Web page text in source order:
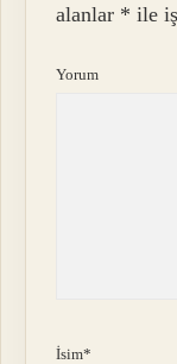
alanlar * ile
Yorum
İsim*